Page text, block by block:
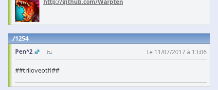
http://github.com/Warpten
1254
Pen^2
Le 11/07/2017 à 13:06
##triloveotfl##